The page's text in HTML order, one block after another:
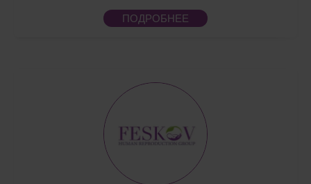
ПОДРОБНЕЕ